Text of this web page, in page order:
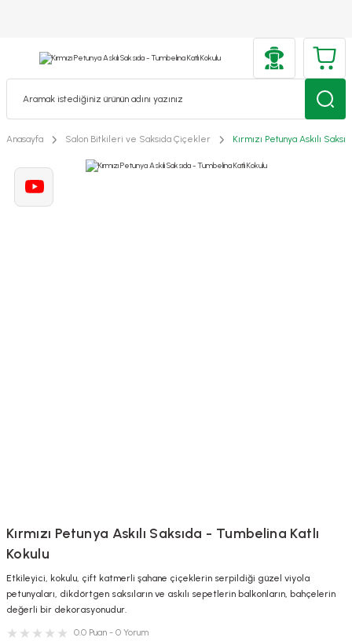
Anasayfa Salon Bitkileri ve Saksıda Çiçekler Kırmızı Petunya Askılı
Kırmızı Petunya Askılı Saksıda - Tumbelina Katlı
Kokulu
Etkileyici, kokulu, çift katmerli şahane çiçeklerin serpildiği güzel viyola
petunyaları, dikdörtgen saksıların ve askılı sepetlerin balkonların, bahçelerin
değerli bir dekorasyonudur.
0.0 Puan - 0 Yorum